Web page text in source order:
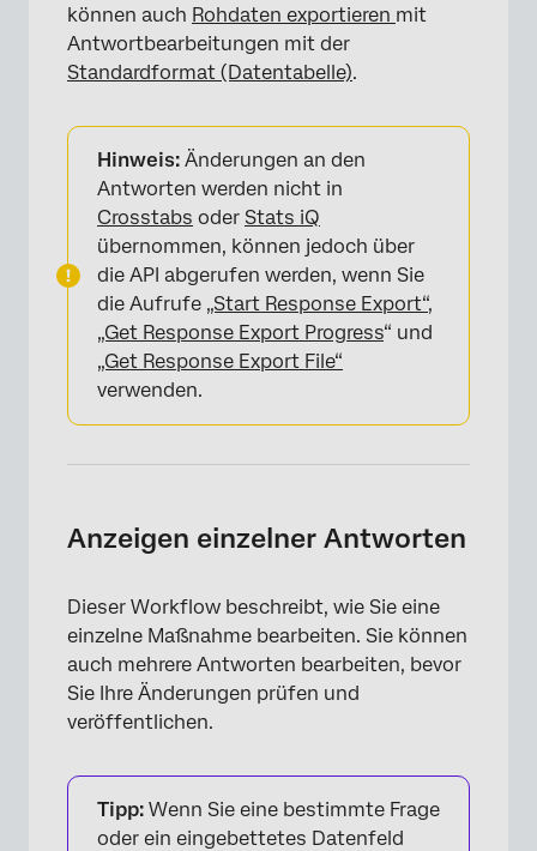
können auch Rohdaten exportieren mit
Antwortbearbeitungen mit der
Standardformat (Datentabelle).
Hinweis: Änderungen an den
Antworten werden nicht in
Crosstabs oder Stats iQ
übernommen, können jedoch über
die API abgerufen werden, wenn Sie
die Aufrufe „Start Response Export“,
„Get Response Export Progress“ und
„Get Response Export File“
verwenden.
Anzeigen einzelner Antworten
Dieser Workflow beschreibt, wie Sie eine
einzelne Maßnahme bearbeiten. Sie können
auch mehrere Antworten bearbeiten, bevor
Sie Ihre Änderungen prüfen und
veröffentlichen.
Tipp: Wenn Sie eine bestimmte Frage
oder ein eingebettetes Datenfeld